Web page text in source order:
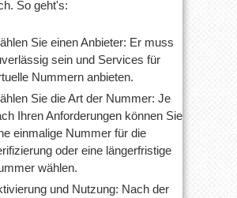
So geht's:
Sie einen Anbieter: Er muss
sein und Services für
Nummern anbieten.
Sie die Art der Nummer: Je
Ihren Anforderungen können Sie
einmalige Nummer für die
oder eine längerfristige
wählen.
und Nutzung: Nach der